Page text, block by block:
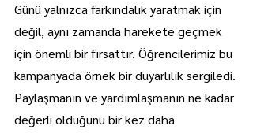
Günü yalnızca farkındalık yaratmak için
değil, aynı zamanda harekete geçmek
için önemli bir fırsattır. Öğrencilerimiz bu
kampanyada örnek bir duyarlılık sergiledi.
Paylaşmanın ve yardımlaşmanın ne kadar
değerli olduğunu bir kez daha